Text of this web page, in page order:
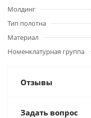
Молдинг
Тип полотна
Материал
Номенклатурная группа
Отзывы
Задать вопрос